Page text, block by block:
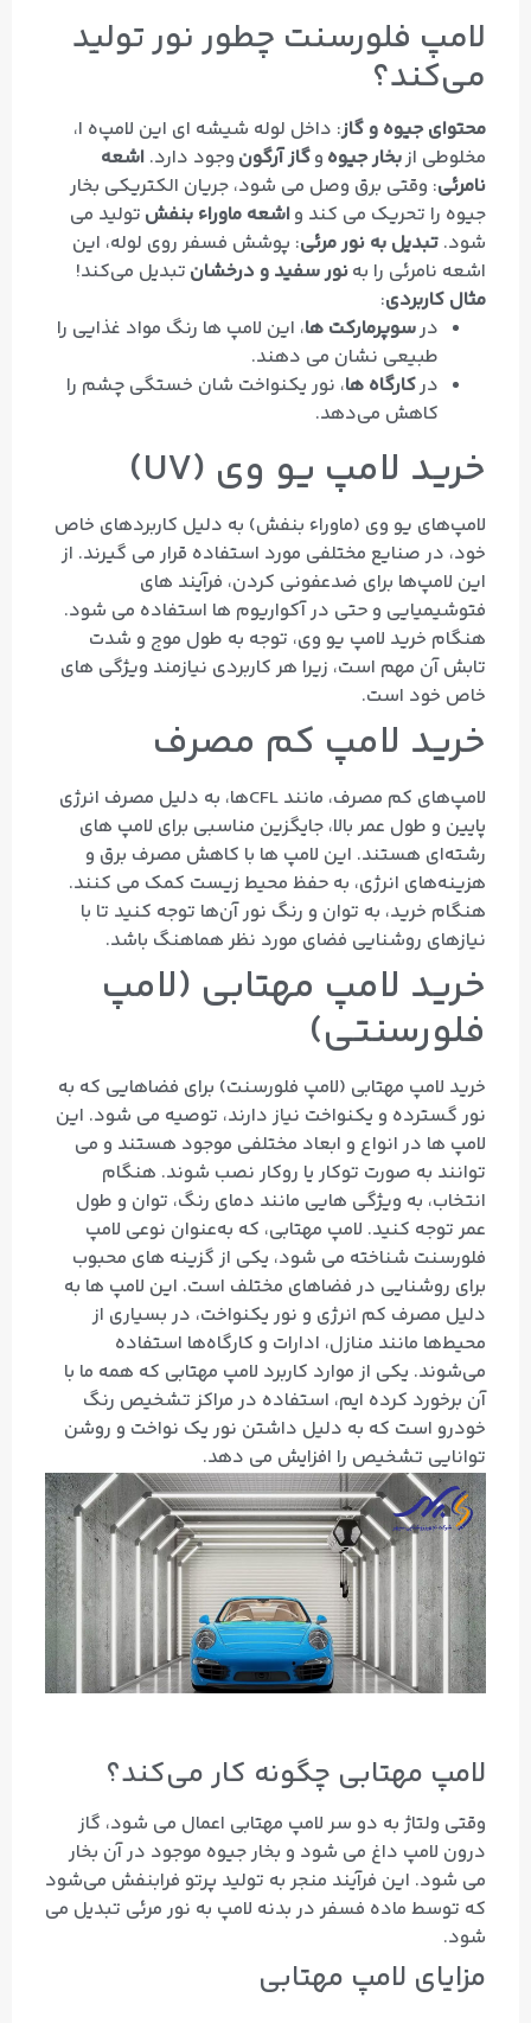
لامپ فلورسنت چطور نور تولید
می‌کند؟
محتوای جیوه و گاز: داخل لوله شیشه‌ ای این لامپ‌ه ا،
مخلوطی ازبخار جیوه وگاز آرگون وجود دارد. اشعه
نامرئی: وقتی برق وصل می‌ شود، جریان الکتریکی بخار
جیوه را تحریک می‌ کند واشعه ماوراء بنفش تولید می‌
شود. تبدیل به نور مرئی: پوشش فسفر روی لوله، این
اشعه نامرئی را بهنور سفید و درخشان تبدیل می‌کند!
مثال کاربردی:
درسوپرمارکت‌ ها، این لامپ‌ ها رنگ مواد غذایی را
طبیعی نشان می‌ دهند.
درکارگاه‌ ها، نور یکنواخت شان خستگی چشم را
کاهش می‌دهد.
خرید لامپ یو وی (UV)
لامپ‌های یو وی (ماوراء بنفش) به دلیل کاربردهای خاص
خود، در صنایع مختلفی مورد استفاده قرار می‌ گیرند. از
این لامپ‌ها برای ضدعفونی کردن، فرآیند های
فتوشیمیایی و حتی در آکواریوم‌ ها استفاده می‌ شود.
هنگام خرید لامپ یو وی، توجه به طول موج و شدت
تابش آن مهم است، زیرا هر کاربردی نیازمند ویژگی‌ های
خاص خود است.
خرید لامپ کم مصرف
لامپ‌های کم مصرف، مانند CFLها، به دلیل مصرف انرژی
پایین و طول عمر بالا، جایگزین مناسبی برای لامپ‌ های
رشته‌ای هستند. این لامپ‌ ها با کاهش مصرف برق و
هزینه‌های انرژی، به حفظ محیط زیست کمک می‌ کنند.
هنگام خرید، به توان و رنگ نور آن‌ها توجه کنید تا با
نیازهای روشنایی فضای مورد نظر هماهنگ باشد.
خرید لامپ مهتابی (لامپ
فلورسنتی)
خرید لامپ مهتابی (لامپ فلورسنت) برای فضاهایی که به
نور گسترده و یکنواخت نیاز دارند، توصیه می‌ شود. این
لامپ‌ ها در انواع و ابعاد مختلفی موجود هستند و می‌
توانند به صورت توکار یا روکار نصب شوند. هنگام
انتخاب، به ویژگی‌ هایی مانند دمای رنگ، توان و طول
عمر توجه کنید. لامپ مهتابی، که به‌عنوان نوعی لامپ
فلورسنت شناخته می‌ شود، یکی از گزینه‌ های محبوب
برای روشنایی در فضاهای مختلف است. این لامپ‌ ها به
دلیل مصرف کم انرژی و نور یکنواخت، در بسیاری از
محیط‌ها مانند منازل، ادارات و کارگاه‌ها استفاده
می‌شوند. یکی از موارد کاربرد لامپ مهتابی که همه ما با
آن برخورد کرده ایم، استفاده در مراکز تشخیص رنگ
خودرو است که به دلیل داشتن نور یک نواخت و روشن
توانایی تشخیص را افزایش می دهد.
لامپ مهتابی چگونه کار می‌کند؟
وقتی ولتاژ به دو سر لامپ مهتابی اعمال می‌ شود، گاز
درون لامپ داغ می‌ شود و بخار جیوه موجود در آن بخار
می‌ شود. این فرآیند منجر به تولید پرتو فرابنفش می‌شود
که توسط ماده فسفر در بدنه لامپ به نور مرئی تبدیل می‌
شود.
مزایای لامپ مهتابی